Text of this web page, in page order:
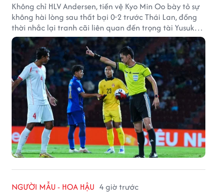
Không chỉ HLV Andersen, tiền vệ Kyo Min Oo bày tỏ sự
không hài lòng sau thất bại 0-2 trước Thái Lan, đồng
thời nhắc lại tranh cãi liên quan đến trọng tài Yusuke
Ohashi.
NGƯỜI MẪU - HOA HẬU 4 giờ trước